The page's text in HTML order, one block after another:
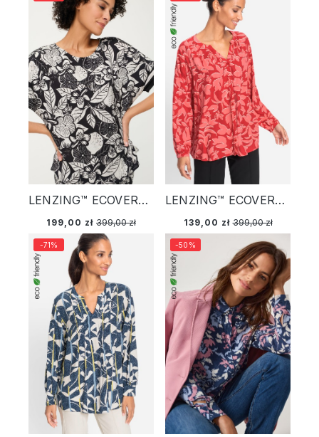
LENZING™ ECOVERO™ Czarna wiskozowa koszula damska w kwiaty - Golden Glow
199,00 zł 399,00 zł
LENZING™ ECOVERO™ Czerwona wiskozowa koszula damska o kroju tuniki w kwiaty - Urban Lights
139,00 zł 399,00 zł
-71% -50%